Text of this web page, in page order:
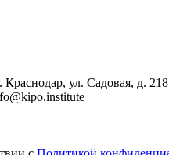
Краснодар, ул. Садовая, д. 218